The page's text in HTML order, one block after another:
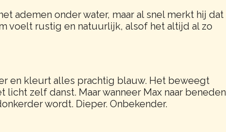
ademen onder water, maar al snel merkt hij dat
voelt rustig en natuurlijk, alsof het altijd al zo
en kleurt alles prachtig blauw. Het beweegt
zelf danst. Maar wanneer Max naar beneden
wordt. Dieper. Onbekender.